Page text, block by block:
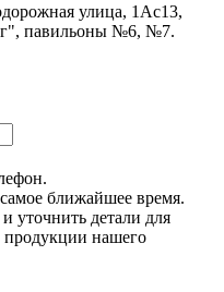
улица, 1Ас13,
павильоны №6, №7.
ближайшее время.
уточнить детали для
продукции нашего